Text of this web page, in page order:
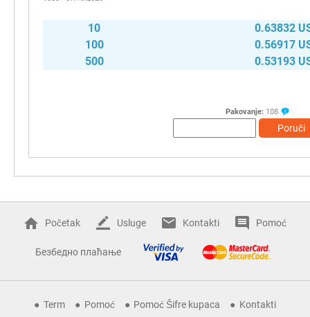
10
0.63832
100
0.56917
500
0.53193
Pakovanje: 108
Poruči
Početak Usluge Kontakti Pomoć
Безбедно плаћање
Term Pomoć Pomoć Šifre kupaca
Kontakti